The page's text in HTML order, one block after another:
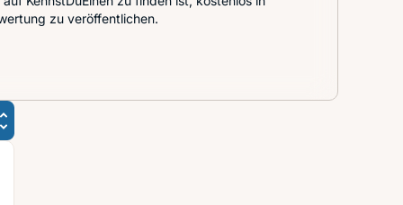
zu veröffentlichen.